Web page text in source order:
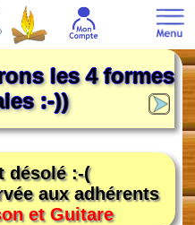
les 4 formes
:-))
désolé :-(
aux adhérents
et Guitare